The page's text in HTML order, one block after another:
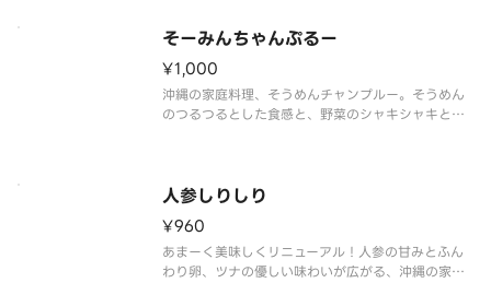
理をぜひご自宅でお召し上がりください。
そーみんちゃんぷるー
¥1,000
沖縄の家庭料理、そうめんチャンプルー。そうめん
のつるつるとした食感と、野菜のシャキシャキとし
人参しりしり
¥960
あまーく美味しくリニューアル！人参の甘みとふん
わり卵、ツナの優しい味わいが広がる、沖縄の家庭